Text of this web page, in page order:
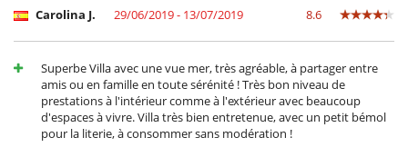
Carolina J. 29/06/2019 - 13/07/2019 8.6
Superbe Villa avec une vue mer, très agréable, à partager entre
amis ou en famille en toute sérénité ! Très bon niveau de
prestations à l'intérieur comme à l'extérieur avec beaucoup
d'espaces à vivre. Villa très bien entretenue, avec un petit bémol
pour la literie, à consommer sans modération !